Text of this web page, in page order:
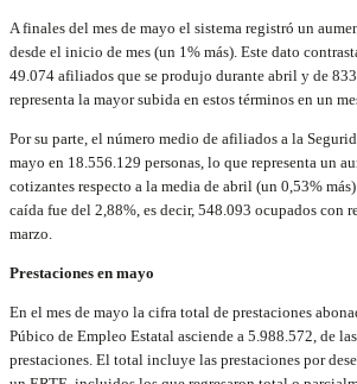
A finales del mes de mayo el sistema registró un
desde el inicio de mes (un 1% más). Este dato
49.074 afiliados que se produjo durante abril y de
representa la mayor subida en estos términos en un
Por su parte, el número medio de afiliados a la
mayo en 18.556.129 personas, lo que representa un
cotizantes respecto a la media de abril (un 0,53%
caída fue del 2,88%, es decir, 548.093 ocupados con
marzo.
Prestaciones en mayo
En el mes de mayo la cifra total de prestaciones
Púbico de Empleo Estatal asciende a 5.988.572, de
prestaciones. El total incluye las prestaciones por